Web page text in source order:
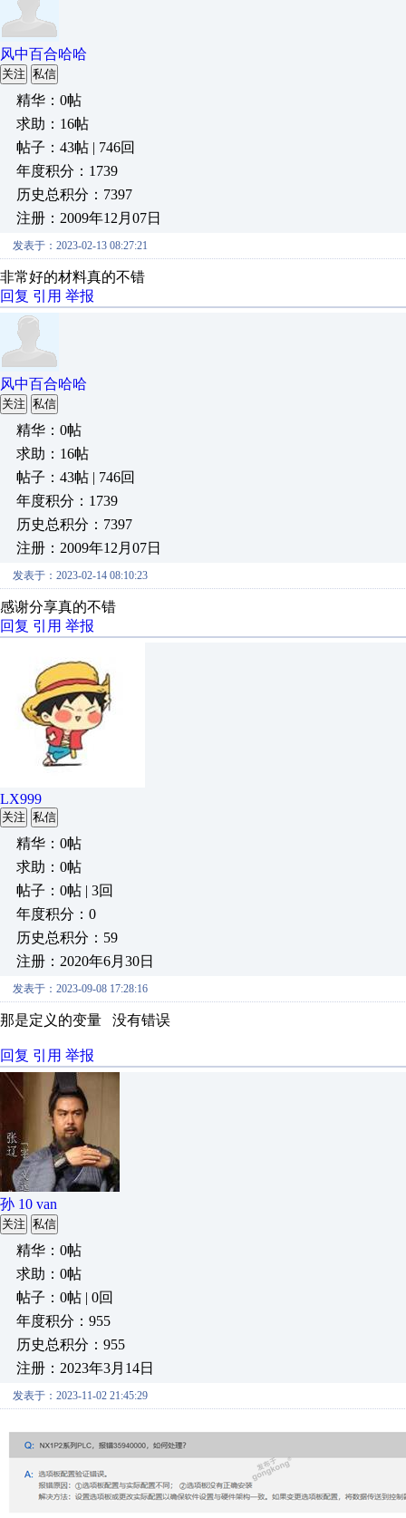
风中百合哈哈
关注 私信
精华：0帖
求助：16帖
帖子：43帖 | 746回
年度积分：1739
历史总积分：7397
注册：2009年12月07日
发表于：2023-02-13 08:27:21
非常好的材料真的不错
回复 引用 举报
风中百合哈哈
关注 私信
精华：0帖
求助：16帖
帖子：43帖 | 746回
年度积分：1739
历史总积分：7397
注册：2009年12月07日
发表于：2023-02-14 08:10:23
感谢分享真的不错
回复 引用 举报
LX999
关注 私信
精华：0帖
求助：0帖
帖子：0帖 | 3回
年度积分：0
历史总积分：59
注册：2020年6月30日
发表于：2023-09-08 17:28:16
那是定义的变量 没有错误
回复 引用 举报
孙 10 van
关注 私信
精华：0帖
求助：0帖
帖子：0帖 | 0回
年度积分：955
历史总积分：955
注册：2023年3月14日
发表于：2023-11-02 21:45:29